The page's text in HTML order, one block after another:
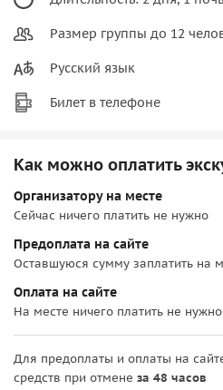
Размер группы до 12
Русский язык
Билет в телефоне
Как можно оплатить
Организатору на месте
Сейчас ничего платить не нужно
Предоплата на сайте
Оставшуюся сумму заплатить на
Оплата на сайте
На месте ничего платить не нужно
Для предоплаты и оплаты на
средств при отмене за 48 часов